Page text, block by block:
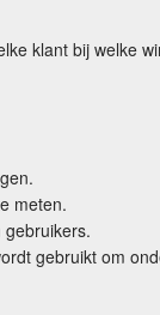
klant bij welke
meten.
gebruikt om